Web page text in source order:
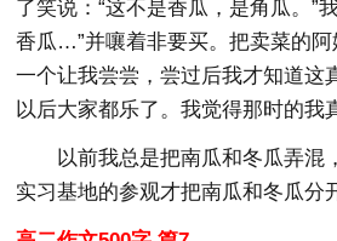
了笑说：“这不是香瓜，是角瓜。”
香瓜…”并嚷着非要买。把卖菜的
一个让我尝尝，尝过后我才知道这
以后大家都乐了。我觉得那时的我
以前我总是把南瓜和冬瓜弄混
实习基地的参观才把南瓜和冬瓜分